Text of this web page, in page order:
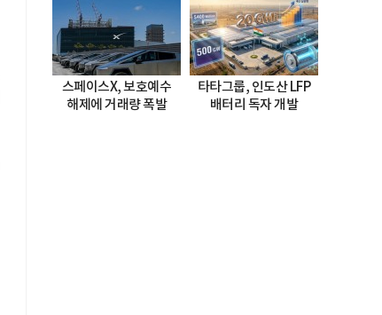
스페이스X, 보호예수
해제에 거래량 폭발
타타그룹, 인도산 LFP
배터리 독자 개발